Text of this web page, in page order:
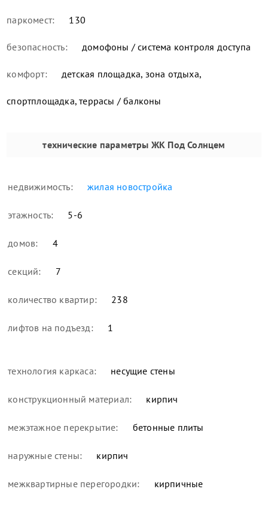
паркомест: 130
безопасность: домофоны / система контроля доступа
комфорт: детская площадка, зона отдыха,
спортплощадка, террасы / балконы
технические параметры ЖК Под Солнцем
недвижимость: жилая новостройка
этажность: 5-6
домов: 4
секций: 7
количество квартир: 238
лифтов на подъезд: 1
технология каркаса: несущие стены
конструкционный материал: кирпич
межэтажное перекрытие: бетонные плиты
наружные стены: кирпич
межквартирные перегородки: кирпичные